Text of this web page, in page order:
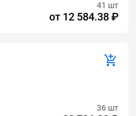
41 шт
от 12 584.38 ₽
36 шт